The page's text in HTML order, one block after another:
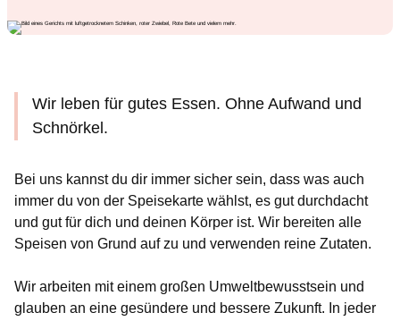
Wir leben für gutes Essen. Ohne Aufwand und
Schnörkel.
Bei uns kannst du dir immer sicher sein, dass was auch
immer du von der Speisekarte wählst, es gut durchdacht
und gut für dich und deinen Körper ist. Wir bereiten alle
Speisen von Grund auf zu und verwenden reine Zutaten.
Wir arbeiten mit einem großen Umweltbewusstsein und
glauben an eine gesündere und bessere Zukunft. In jeder